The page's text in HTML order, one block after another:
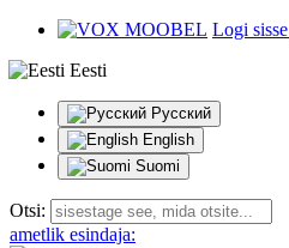
Logi sisse
Eesti
Русский
English
Suomi
Otsi:
ametlik esindaja: